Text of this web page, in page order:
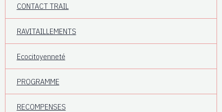
CONTACT TRAIL
RAVITAILLEMENTS
Ecocitoyenneté
PROGRAMME
RECOMPENSES